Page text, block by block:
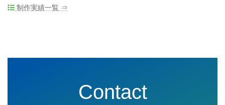
制作実績一覧 ⇒
Contact